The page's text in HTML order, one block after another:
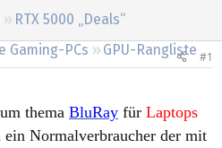
RTX 5000 „Deals“
Gaming-PCs
GPU-Rangliste #1
thema BluRay für Laptops
Normalverbraucher der mit